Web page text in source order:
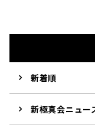
新着順
新極真会ニュー